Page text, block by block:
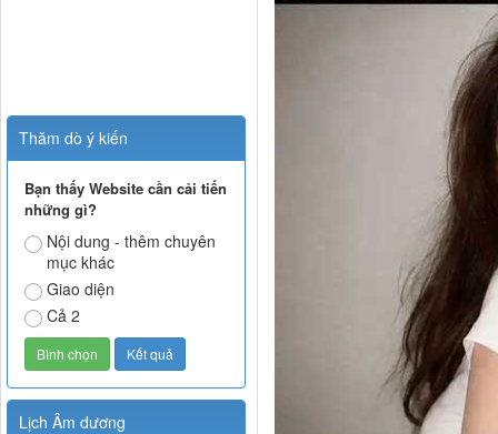
Thăm dò ý kiến
Bạn thấy Website cần cải tiến
những gì?
Nội dung - thêm chuyên
mục khác
Giao diện
Cả 2
Lịch Âm dương